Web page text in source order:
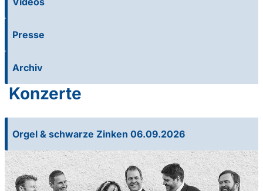
Presse
Archiv
Konzerte
Orgel & schwarze Zinken 06.09.2026